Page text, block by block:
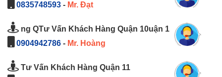
0835748593 - Mr. Đạt
ng QTư Vấn Khách Hàng Quận 10uận 1
0904942786 - Mr. Hoàng
Tư Vấn Khách Hàng Quận 11